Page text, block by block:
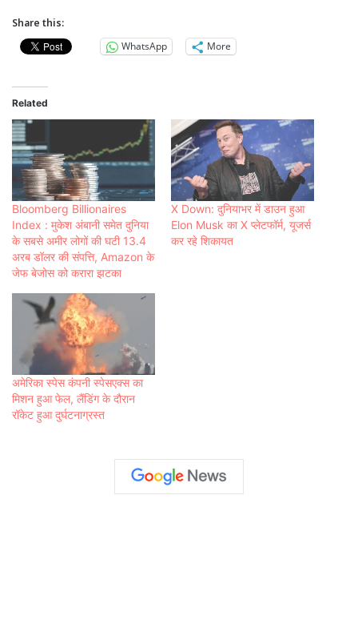
Share this:
WhatsApp
More
Related
Bloomberg Billionaires
Index : मुकेश अंबानी समेत दुनिया
के सबसे अमीर लोगों की घटी 13.4
अरब डॉलर की संपत्ति, Amazon के
जेफ बेजोस को करारा झटका
X Down: दुनियाभर में डाउन हुआ
Elon Musk का X प्लेटफॉर्म, यूजर्स
कर रहे शिकायत
अमेरिका स्पेस कंपनी स्पेसएक्स का
मिशन हुआ फेल, लैंडिंग के दौरान
रॉकेट हुआ दुर्घटनाग्रस्त